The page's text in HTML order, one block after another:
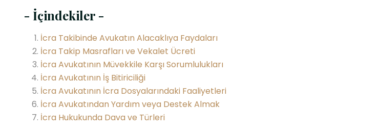
- İçindekiler -
İcra Takibinde Avukatın Alacaklıya Faydaları
İcra Takip Masrafları ve Vekalet Ücreti
İcra Avukatının Müvekkile Karşı Sorumlulukları
İcra Avukatının İş Bitiriciliği
İcra Avukatının İcra Dosyalarındaki Faaliyetleri
İcra Avukatından Yardım veya Destek Almak
İcra Hukukunda Dava ve Türleri